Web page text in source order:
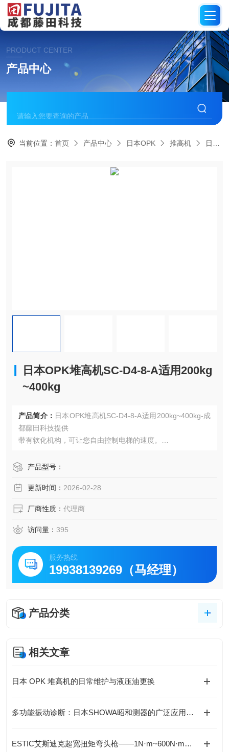
PRODUCT CENTER
产品中心
当前位置：首页 产品中心 日本OPK 推高机 日本OPK堆高机SC-D4-8-A适用200kg~400kg
日本OPK堆高机SC-D4-8-A适用200kg
~400kg
产品简介： 日本OPK堆高机SC-D4-8-A适用200kg~400kg-成
都藤田科技提供
带有软化机构，可让您自由控制电梯的速度。
三种颜色的彩色编码电池表。
适用于艰苦的工作环境，还提供带橡胶轮的 S 形版本
产品型号：
更新时间： 2026-02-28
厂商性质： 代理商
访问量： 395
服务热线
19938139269（马经理）
产品分类
相关文章
日本 OPK 堆高机的日常维护与液压油更换
多功能振动诊断：日本SHOWA昭和测器的广泛应用与高兼容性
ESTIC艾斯迪克超宽扭矩弯头枪——1N·m~600N·m全能覆盖